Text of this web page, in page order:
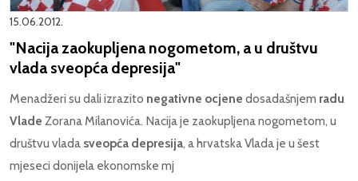
15.06.2012.
"Nacija zaokupljena nogometom, a u društvu
vlada sveopća depresija"
Menadžeri su dali izrazito negativne ocjene dosadašnjem radu
Vlade Zorana Milanovića. Nacija je zaokupljena nogometom, u
društvu vlada sveopća depresija, a hrvatska Vlada je u šest
mjeseci donijela ekonomske mj